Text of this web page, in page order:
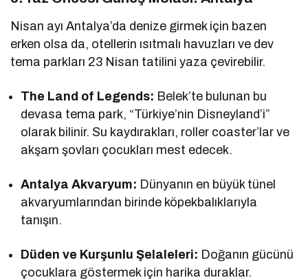
Nisan ayı Antalya’da denize girmek için bazen
erken olsa da, otellerin ısıtmalı havuzları ve dev
tema parkları 23 Nisan tatilini yaza çevirebilir.
The Land of Legends: Belek’te bulunan bu
devasa tema park, “Türkiye’nin Disneyland’i”
olarak bilinir. Su kaydırakları, roller coaster’lar ve
akşam şovları çocukları mest edecek.
Antalya Akvaryum: Dünyanın en büyük tünel
akvaryumlarından birinde köpekbalıklarıyla
tanışın.
Düden ve Kurşunlu Şelaleleri: Doğanın gücünü
çocuklara göstermek için harika duraklar.